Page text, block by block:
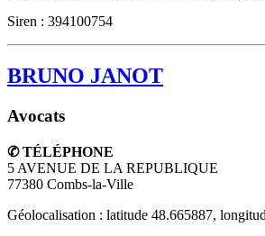
Siren : 394100754
BRUNO JANOT
Avocats
✆ TÉLÉPHONE
5 AVENUE DE LA REPUBLIQUE
77380 Combs-la-Ville
Géolocalisation : latitude 48.665887,